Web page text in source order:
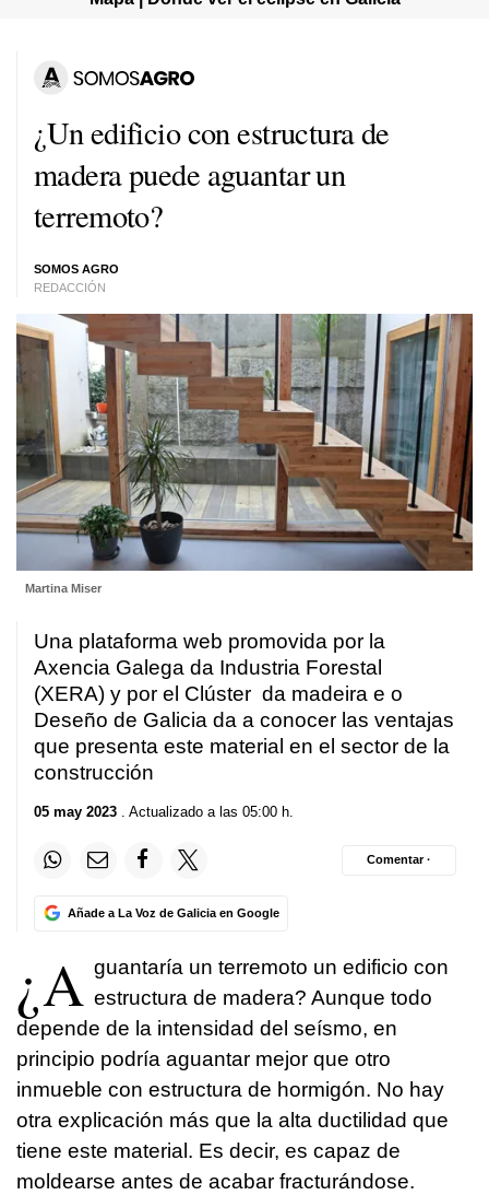
¿Un edificio con estructura de
madera puede aguantar un
terremoto?
SOMOS AGRO
REDACCIÓN
Martina Miser
Una plataforma web promovida por la
Axencia Galega da Industria Forestal
(XERA) y por el Clúster da madeira e o
Deseño de Galicia da a conocer las ventajas
que presenta este material en el sector de la
construcción
05 may 2023 . Actualizado a las 05:00 h.
Añade a La Voz de Galicia en Google
Comentar ·
¿A guantaría un terremoto un edificio con
estructura de madera? Aunque todo
depende de la intensidad del seísmo, en
principio podría aguantar mejor que otro
inmueble con estructura de hormigón. No hay
otra explicación más que la alta ductilidad que
tiene este material. Es decir, es capaz de
moldearse antes de acabar fracturándose.